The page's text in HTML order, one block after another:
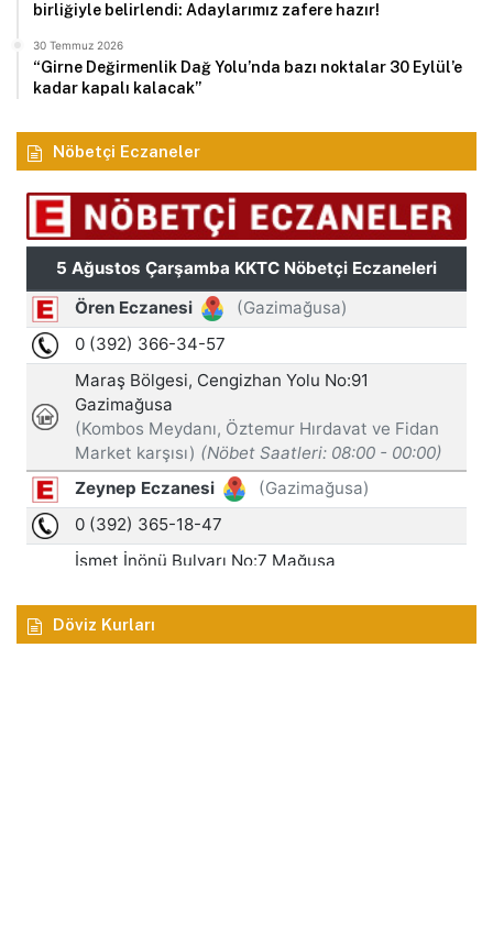
birliğiyle belirlendi: Adaylarımız zafere hazır!
30 Temmuz 2026
“Girne Değirmenlik Dağ Yolu’nda bazı noktalar 30 Eylül’e
kadar kapalı kalacak”
Nöbetçi Eczaneler
Döviz Kurları